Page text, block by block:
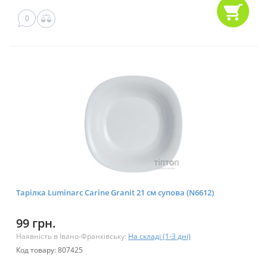
0
Тарілка Luminarc Carine Granit 21 см супова (N6612)
99 грн.
Наявність в Івано-Франківську: На складі (1-3 дні)
Код товару: 807425